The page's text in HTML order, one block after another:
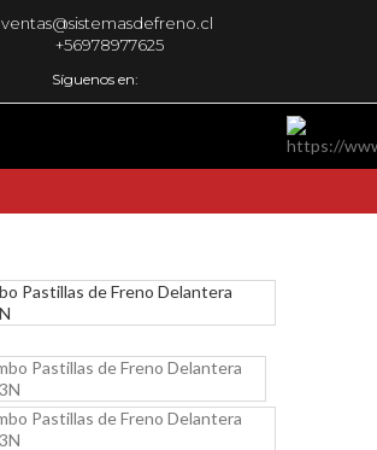
ventas@sistemasdefreno.cl
+56978977625
Síguenos en: